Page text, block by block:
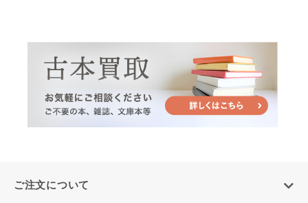
ご注文について